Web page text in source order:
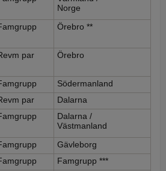
Norge
Örebro **
par Örebro
Södermanland
par
Dalarna
Dalarna /
Västmanland
Gävleborg
Famgrupp ***